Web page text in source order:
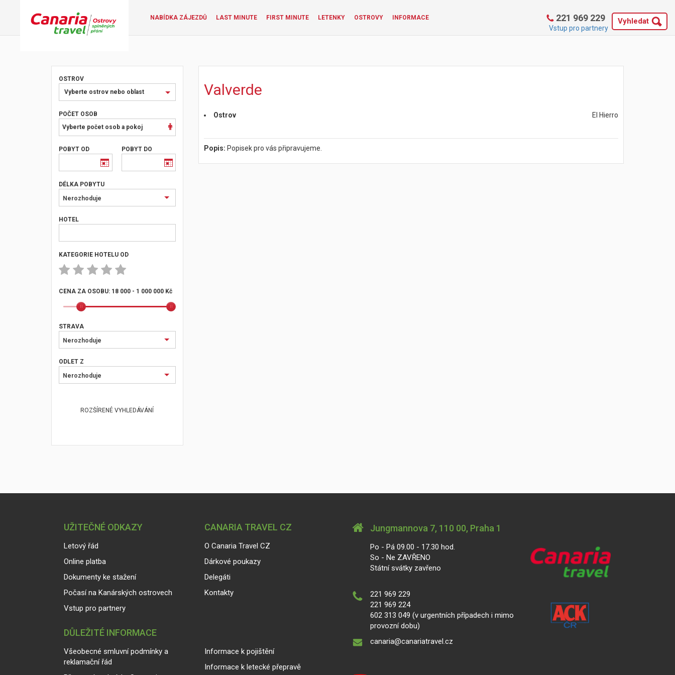
NABÍDKA ZÁJEZDŮ LAST MINUTE FIRST MINUTE LETENKY OSTROVY INFORMACE 221 969 229 Vyhledat
Vstup pro partnery
OSTROV
Vyberte
ostrov
nebo
oblast
Vyberte ostrov nebo oblast
POČET OSOB
Vyberte počet osob a pokoj
POBYT OD POBYT DO
DÉLKA POBYTU
Nerozhoduje
HOTEL
KATEGORIE HOTELU OD
CENA ZA OSOBU: 18 000 - 1 000 000 Kč
STRAVA
Nerozhoduje
ODLET Z
Nerozhoduje
ROZŠÍRENÉ VYHLEDÁVÁNÍ
Valverde
Ostrov El Hierro
Popis: Popisek pro vás připravujeme.
UŽITEČNÉ ODKAZY
Letový řád
Online platba
Dokumenty ke stažení
Počasí na Kanárských ostrovech
Vstup pro partnery
CANARIA TRAVEL CZ
O Canaria Travel CZ
Dárkové poukazy
Delegáti
Kontakty
DŮLEŽITÉ INFORMACE
Všeobecné smluvní podmínky a
reklamační řád
Informace k pojištění
Informace k letecké přepravě
Jungmannova 7, 110 00, Praha 1
Po - Pá 09.00 - 17.30 hod.
So - Ne ZAVŘENO
Státní svátky zavřeno
221 969 229
221 969 224
602 313 049 (v urgentních případech i mimo
provozní dobu)
canaria@canariatravel.cz